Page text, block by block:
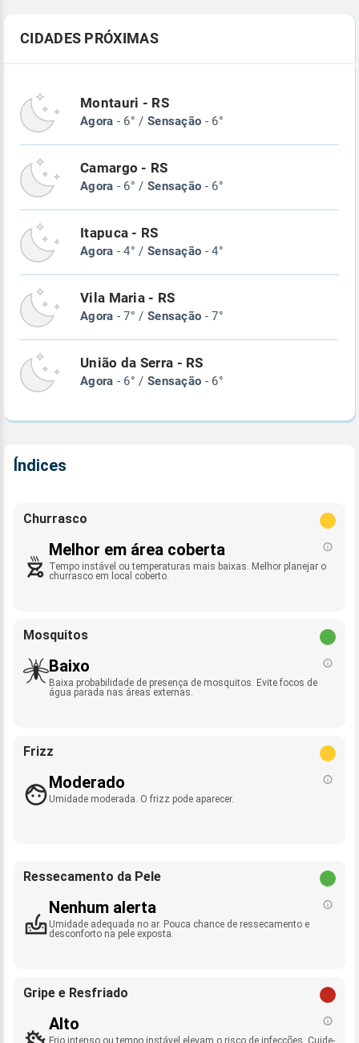
CIDADES PRÓXIMAS
Montauri - RS
Agora - 6° / Sensação - 6°
Camargo - RS
Agora - 6° / Sensação - 6°
Itapuca - RS
Agora - 4° / Sensação - 4°
Vila Maria - RS
Agora - 7° / Sensação - 7°
União da Serra - RS
Agora - 6° / Sensação - 6°
Índices
Churrasco
Melhor em área coberta
Tempo instável ou temperaturas mais baixas. Melhor planejar o
churrasco em local coberto.
Mosquitos
Baixo
Baixa probabilidade de presença de mosquitos. Evite focos de
água parada nas áreas externas.
Frizz
Moderado
Umidade moderada. O frizz pode aparecer.
Ressecamento da Pele
Nenhum alerta
Umidade adequada no ar. Pouca chance de ressecamento e
desconforto na pele exposta.
Gripe e Resfriado
Alto
Frio intenso ou tempo instável elevam o risco de infecções. Cuide-